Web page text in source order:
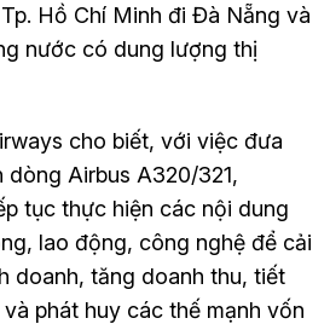
Hồ Chí Minh đi Đà Nẵng và
nước có dung lượng thị
cho biết, với việc đưa
Airbus A320/321,
tục thực hiện các nội dung
lao động, công nghệ để cải
doanh, tăng doanh thu, tiết
phát huy các thế mạnh vốn